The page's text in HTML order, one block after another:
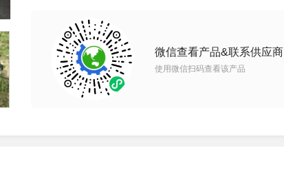
微信查看产品&联系供应商
使用微信扫码查看该产品